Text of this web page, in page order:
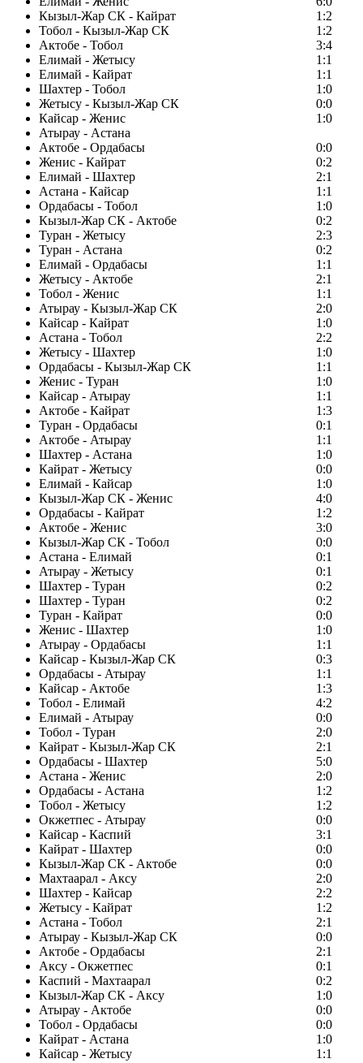
Кызыл-Жар СК - Кайрат
1:2
Тобол - Кызыл-Жар СК
1:2
Актобе - Тобол
3:4
Елимай - Жетысу
1:1
Елимай - Кайрат
1:1
Шахтер - Тобол
1:0
Жетысу - Кызыл-Жар СК
0:0
Кайсар - Женис
1:0
Атырау - Астана
Актобе - Ордабасы
0:0
Женис - Кайрат
0:2
Елимай - Шахтер
2:1
Астана - Кайсар
1:1
Ордабасы - Тобол
1:0
Кызыл-Жар СК - Актобе
0:2
Туран - Жетысу
2:3
Туран - Астана
0:2
Елимай - Ордабасы
1:1
Жетысу - Актобе
2:1
Тобол - Женис
1:1
Атырау - Кызыл-Жар СК
2:0
Кайсар - Кайрат
1:0
Астана - Тобол
2:2
Жетысу - Шахтер
1:0
Ордабасы - Кызыл-Жар СК
1:1
Женис - Туран
1:0
Кайсар - Атырау
1:1
Актобе - Кайрат
1:3
Туран - Ордабасы
0:1
Актобе - Атырау
1:1
Шахтер - Астана
1:0
Кайрат - Жетысу
0:0
Елимай - Кайсар
1:0
Кызыл-Жар СК - Женис
4:0
Ордабасы - Кайрат
1:2
Актобе - Женис
3:0
Кызыл-Жар СК - Тобол
0:0
Астана - Елимай
0:1
Атырау - Жетысу
0:1
Шахтер - Туран
0:2
Шахтер - Туран
0:2
Туран - Кайрат
0:0
Женис - Шахтер
1:0
Атырау - Ордабасы
1:1
Кайсар - Кызыл-Жар СК
0:3
Ордабасы - Атырау
1:1
Кайсар - Актобе
1:3
Тобол - Елимай
4:2
Елимай - Атырау
0:0
Тобол - Туран
2:0
Кайрат - Кызыл-Жар СК
2:1
Ордабасы - Шахтер
5:0
Астана - Женис
2:0
Ордабасы - Астана
1:2
Тобол - Жетысу
1:2
Окжетпес - Атырау
0:0
Кайсар - Каспий
3:1
Кайрат - Шахтер
0:0
Кызыл-Жар СК - Актобе
0:0
Махтаарал - Аксу
2:0
Шахтер - Кайсар
2:2
Жетысу - Кайрат
1:2
Астана - Тобол
2:1
Атырау - Кызыл-Жар СК
0:0
Актобе - Ордабасы
2:1
Аксу - Окжетпес
0:1
Каспий - Махтаарал
0:2
Кызыл-Жар СК - Аксу
1:0
Атырау - Актобе
0:0
Тобол - Ордабасы
0:0
Кайрат - Астана
1:0
Кайсар - Жетысу
1:1